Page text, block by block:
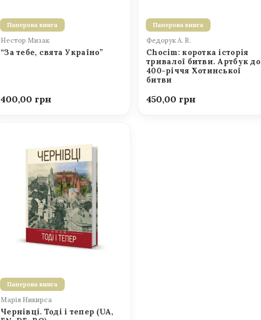
Паперова книга
Нестор Мизак
“За тебе, свята Україно”
400,00
Паперова книга
Федорук А. В.
Chocim: коротка історія
тривалої битви. Артбук до
400-річчя Хотинської
битви
450,00
Паперова книга
Марія Никирса
Чернівці. Тоді і тепер (UA,